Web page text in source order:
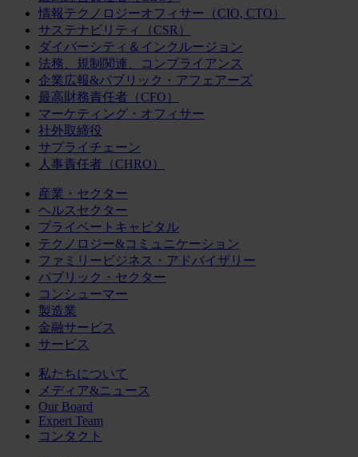
情報テクノロジーオフィサー（CIO, CTO）
サステナビリティ（CSR）
ダイバーシティ＆インクルージョン
法務、規制関連、コンプライアンス
企業広報&パブリック・アフェアーズ
最高財務責任者（CFO）
マーケティング・オフィサー
社外取締役
サプライチェーン
人事責任者（CHRO）
産業・セクター
ヘルスセクター
プライベートキャピタル
テクノロジー&コミュニケーション
ファミリービジネス・アドバイザリー
パブリック・セクター
コンシューマー
製造業
金融サービス
サービス
私たちについて
メディア&ニュース
Our Board
Expert Team
コンタクト